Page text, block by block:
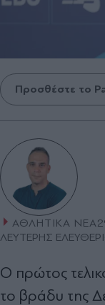
Προσθέστε το
ΑΘΛΗΤΙΚΑ ΝΕΑ
ΛΕΥΤΕΡΗΣ
Ο πρώτος
το βράδυ της